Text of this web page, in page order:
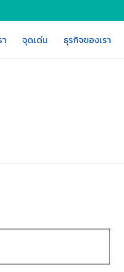
จุดเด่น ธุรกิจของเรา